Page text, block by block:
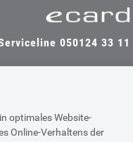
optimales Website-
Online-Verhaltens der
050124 33 11